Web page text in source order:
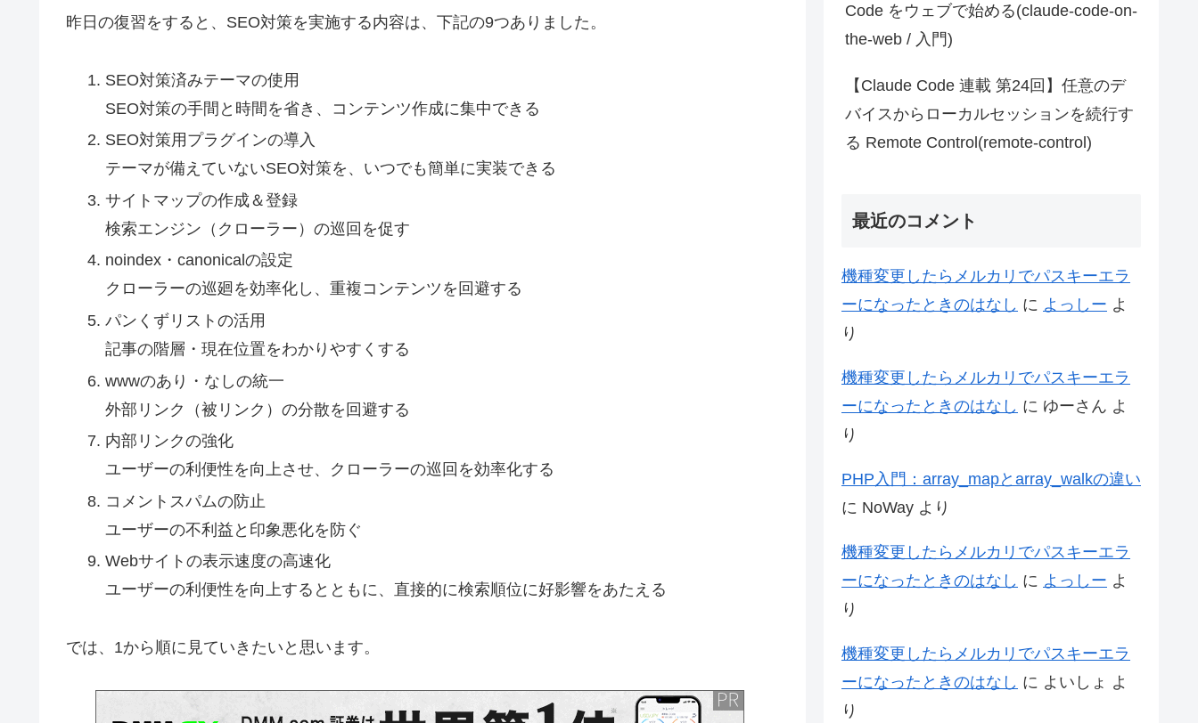
昨日の復習をすると、SEO対策を実施する内容は、下記の9つありました。
SEO対策済みテーマの使用
SEO対策の手間と時間を省き、コンテンツ作成に集中できる
SEO対策用プラグインの導入
テーマが備えていないSEO対策を、いつでも簡単に実装できる
サイトマップの作成＆登録
検索エンジン（クローラー）の巡回を促す
noindex・canonicalの設定
クローラーの巡廻を効率化し、重複コンテンツを回避する
パンくずリストの活用
記事の階層・現在位置をわかりやすくする
wwwのあり・なしの統一
外部リンク（被リンク）の分散を回避する
内部リンクの強化
ユーザーの利便性を向上させ、クローラーの巡回を効率化する
コメントスパムの防止
ユーザーの不利益と印象悪化を防ぐ
Webサイトの表示速度の高速化
ユーザーの利便性を向上するとともに、直接的に検索順位に好影響をあたえる
では、1から順に見ていきたいと思います。
Code をウェブで始める(claude-code-on-
the-web / 入門)
【Claude Code 連載 第24回】任意のデ
バイスからローカルセッションを続行す
る Remote Control(remote-control)
最近のコメント
機種変更したらメルカリでパスキーエラ
ーになったときのはなし に よっしー よ
り
機種変更したらメルカリでパスキーエラ
ーになったときのはなし に ゆーさん よ
り
PHP入門：array_mapとarray_walkの違い
に NoWay より
機種変更したらメルカリでパスキーエラ
ーになったときのはなし に よっしー よ
り
機種変更したらメルカリでパスキーエラ
ーになったときのはなし に よいしょ よ
り